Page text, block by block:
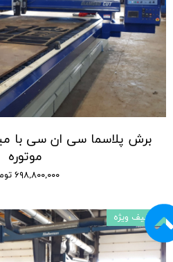
موتوره
۶۹۸,۸۰۰,۰۰۰ تومان
تخفیف ویژه